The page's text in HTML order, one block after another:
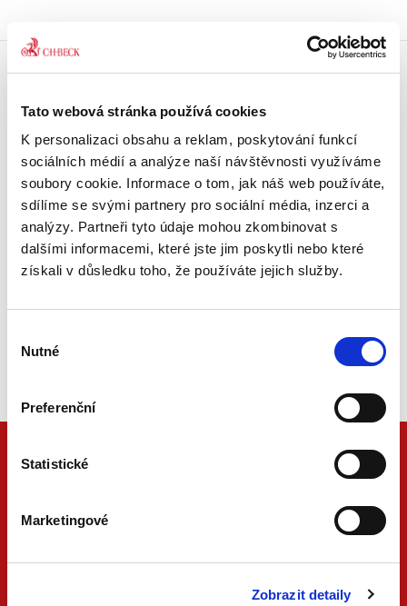
Tato webová stránka používá cookies
K personalizaci obsahu a reklam, poskytování funkcí
sociálních médií a analýze naší návštěvnosti využíváme
soubory cookie. Informace o tom, jak náš web používáte,
sdílíme se svými partnery pro sociální média, inzerci a
analýzy. Partneři tyto údaje mohou zkombinovat s
dalšími informacemi, které jste jim poskytli nebo které
získali v důsledku toho, že používáte jejich služby.
souhlasu
Nutné
Preferenční
Statistické
Marketingové
Zobrazit detaily
Získejte dopravu zdarma
Tradiční nakladatelství
Působíme na trhu přes 30 let.
Semináře a Konference
Vzdělávejte se kvalitně.
Vzdělávejte se s Akademií C. H. Beck.